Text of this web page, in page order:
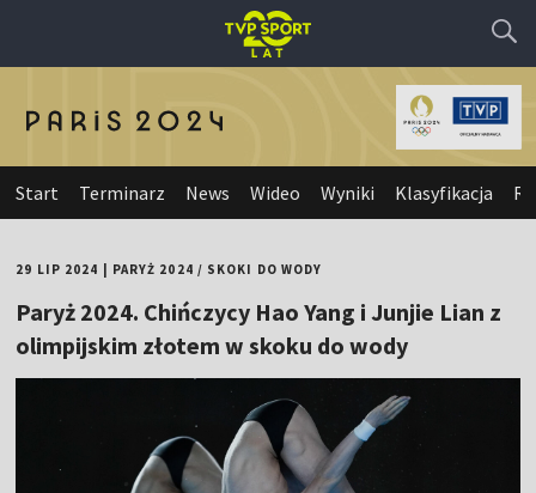
Start Terminarz News Wideo Wyniki Klasyfikacja
29 LIP 2024 PARYŻ 2024 / SKOKI DO WODY
Paryż 2024. Chińczycy Hao Yang i Junjie Lian z
olimpijskim złotem w skoku do wody